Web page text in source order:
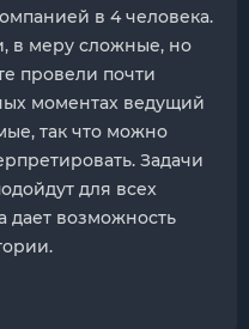
в 4 человека.
в меру сложные, но
провели почти
моментах ведущий
так что можно
Задачи
для всех
дает возможность